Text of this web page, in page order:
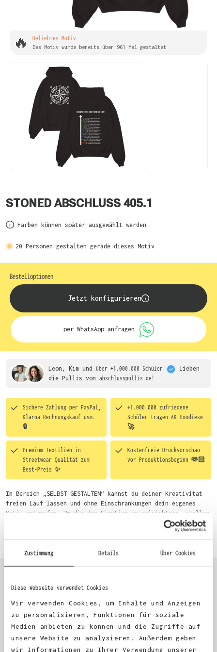
Zustimmung Details Über Cookies
Diese Webseite verwendet Cookies
Wir verwenden Cookies, um Inhalte und Anzeigen
zu personalisieren, Funktionen für soziale
Medien anbieten zu können und die Zugriffe auf
unsere Website zu analysieren. Außerdem geben
wir Informationen zu Ihrer Verwendung unserer
🔥 Beliebtes Motiv
Das Motiv wurde bereits über 961 Mal gestaltet
STONED ABSCHLUSS 405.1
Farben können später ausgewählt werden
20 Personen gestalten gerade dieses Motiv
Bestelloptionen
Jetzt konfigurieren
per WhatsApp anfragen
Leon, Kim und über +1.000.000 Schüler
lieben
die Pullis von abschlusspullis.de!
Sichere Zahlung per PayPal,
Klarna Rechnungskauf uvm.
🔒
+1.000.000 zufriedene
Schüler tragen AK Hoodies®
🚀
Premium Textilien in
Streetwear Qualität zum
Best-Preis ✨
Kostenfreie Druckvorschau
vor Produktionsbeginn 🫶🏻
Im Bereich „SELBST GESTALTEN“ kannst du deiner Kreativität
freien Lauf lassen und ohne Einschränkungen dein eigenes
Motiv entwerfen. Um dir den Einstieg zu erleichtern, stellen
wir eine von unseren Designern vorgefertigte Vorlage bereit.
Wähle einfach deine Wunsch-Produkte auf dieser Seite aus und
du auch bequem über das Bestellformular, per E-Mail oder
KUNDEN FEEDBACK 🫶
Excellent